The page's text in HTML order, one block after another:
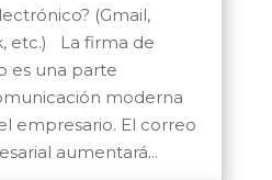
(Gmail,
etc.) La firma de
es una parte
moderna
empresario. El correo
aumentará...